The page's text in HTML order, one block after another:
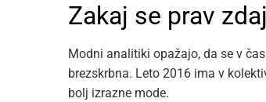
Zakaj se prav
Modni analitiki opažajo, da se v
brezskrbna. Leto 2016 ima v
bolj izrazne mode.